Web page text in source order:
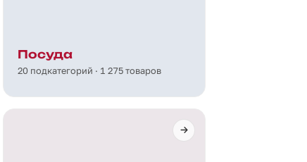
Посуда
20 подкатегорий · 1 275 товаров